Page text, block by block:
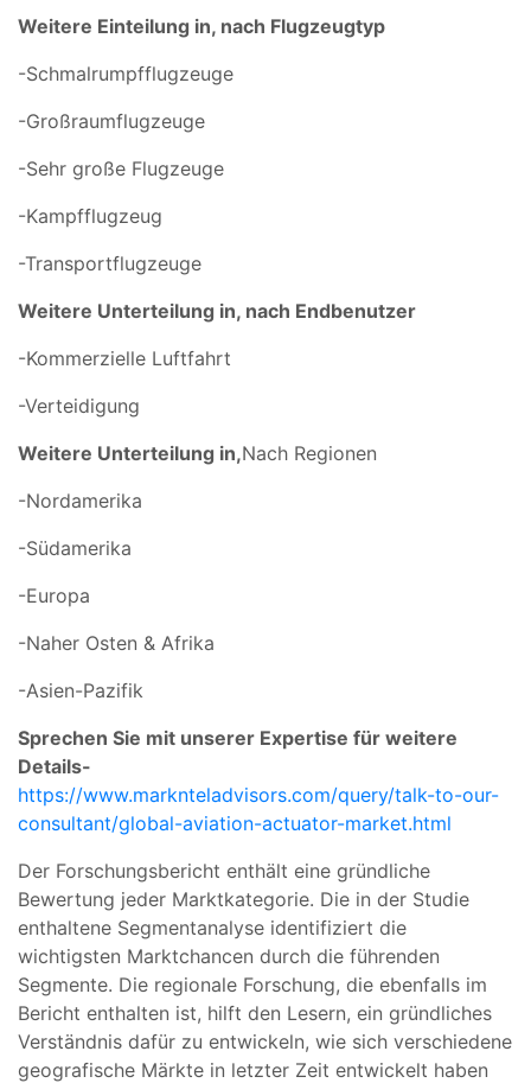
Weitere Einteilung in, nach Flugzeugtyp
-Schmalrumpfflugzeuge
-Großraumflugzeuge
-Sehr große Flugzeuge
-Kampfflugzeug
-Transportflugzeuge
Weitere Unterteilung in, nach Endbenutzer
-Kommerzielle Luftfahrt
-Verteidigung
Weitere Unterteilung in,Nach Regionen
-Nordamerika
-Südamerika
-Europa
-Naher Osten & Afrika
-Asien-Pazifik
Sprechen Sie mit unserer Expertise für weitere
Details-
https://www.marknteladvisors.com/query/talk-to-our-
consultant/global-aviation-actuator-market.html
Der Forschungsbericht enthält eine gründliche
Bewertung jeder Marktkategorie. Die in der Studie
enthaltene Segmentanalyse identifiziert die
wichtigsten Marktchancen durch die führenden
Segmente. Die regionale Forschung, die ebenfalls im
Bericht enthalten ist, hilft den Lesern, ein gründliches
Verständnis dafür zu entwickeln, wie sich verschiedene
geografische Märkte in letzter Zeit entwickelt haben